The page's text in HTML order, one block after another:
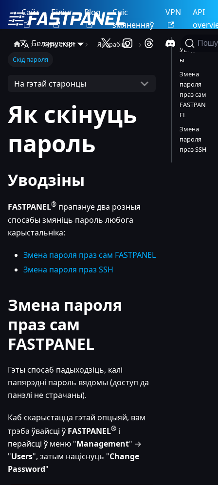
Сайт Білінг Blog
Спіс
змяненняў
VPN
API
Беларуская
Хуткі старт
Як зрабіць
Скід пароля
На гэтай старонцы
Як скінуць
пароль
Уводзіны
FASTPANEL® прапануе два розныя
спосабы змяніць пароль любога
карыстальніка:
Змена пароля праз сам FASTPANEL
Змена пароля праз SSH
Змена пароля
праз сам
FASTPANEL
Гэты спосаб падыходзіць, калі
папярэдні пароль вядомы (доступ да
панэлі не страчаны).
Каб скарыстацца гэтай опцыяй, вам
трэба ўвайсці ў FASTPANEL® і
перайсці ў меню "Management" →
"Users", затым націснуць "Change
Password"
Уводзін
ы
Змена
пароля
праз сам
FASTPAN
EL
Змена
пароля
праз SSH